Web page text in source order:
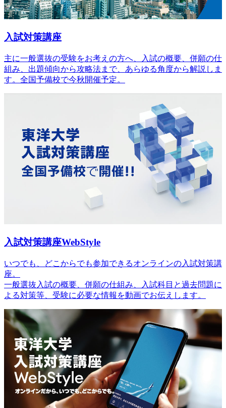
入試対策講座
主に一般選抜の受験をお考えの方へ、入試の概要、併願の仕
組み、出題傾向から攻略法まで、あらゆる角度から解説しま
す。全国予備校で今秋開催予定。
入試対策講座WebStyle
いつでも、どこからでも参加できるオンラインの入試対策講
座。
一般選抜入試の概要、併願の仕組み、入試科目と過去問題に
よる対策等、受験に必要な情報を動画でお伝えします。